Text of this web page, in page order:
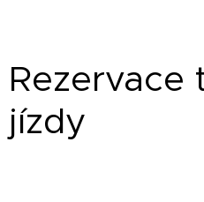
Rezervace
jízdy